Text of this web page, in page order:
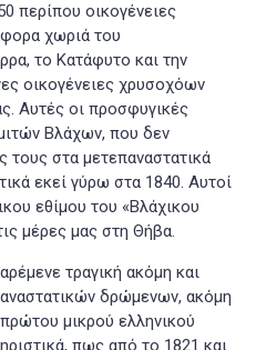
περίπου οικογένειες
χωριά του
το Κατάφυτο και την
οικογένειες χρυσοχόων
. Αυτές οι προσφυγικές
Βλάχων, που δεν
τους στα μετεπαναστατικά
εκεί γύρω στα 1840. Αυτοί
εθίμου του «Βλάχικου
μέρες μας στη Θήβα.
τραγική ακόμη και
δρώμενων, ακόμη
μικρού ελληνικού
πως από το 1821 και